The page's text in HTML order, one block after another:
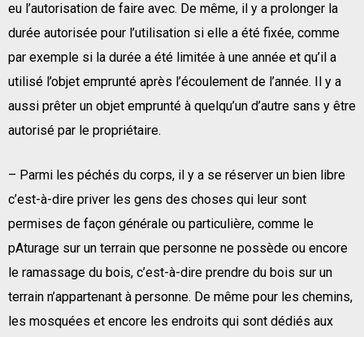
eu l’autorisation de faire avec. De même, il y a prolonger la
durée autorisée pour l’utilisation si elle a été fixée, comme
par exemple si la durée a été limitée à une année et qu’il a
utilisé l’objet emprunté après l’écoulement de l’année. Il y a
aussi prêter un objet emprunté à quelqu’un d’autre sans y être
autorisé par le propriétaire.
– Parmi les péchés du corps, il y a se réserver un bien libre
c’est-à-dire priver les gens des choses qui leur sont
permises de façon générale ou particulière, comme le
pAturage sur un terrain que personne ne possède ou encore
le ramassage du bois, c’est-à-dire prendre du bois sur un
terrain n’appartenant à personne. De même pour les chemins,
les mosquées et encore les endroits qui sont dédiés aux